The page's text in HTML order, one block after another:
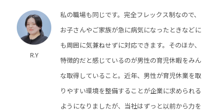
R.Y
私の職場も同じです。完全フレックス制なので、
お子さんやご家族が急に病気になったときなどに
も周囲に気兼ねせずに対応できます。そのほか、
特徴的だと感じているのが男性の育児休暇をみん
な取得していること。近年、男性が育児休業を取
りやすい環境を整備することが企業に求められる
ようになりましたが、当社はずっと以前から力を